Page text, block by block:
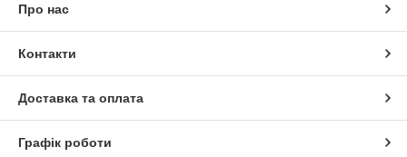
Про нас
Контакти
Доставка та оплата
Графік роботи